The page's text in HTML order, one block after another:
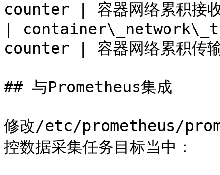
counter | 容器网络累积接
|
counter | 容器网络累积传
## 与Prometheus集成
修改/etc/prometheus/
控数据采集任务目标当中：